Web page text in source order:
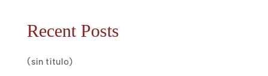
Recent Posts
(sin título)